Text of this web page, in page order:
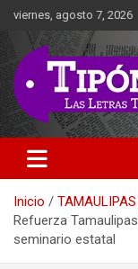
Saltar
contenido
viernes, agosto 7, 2026
Las Letras Tienen
Inicio
TAMAULIPAS
Refuerza
seminario estatal